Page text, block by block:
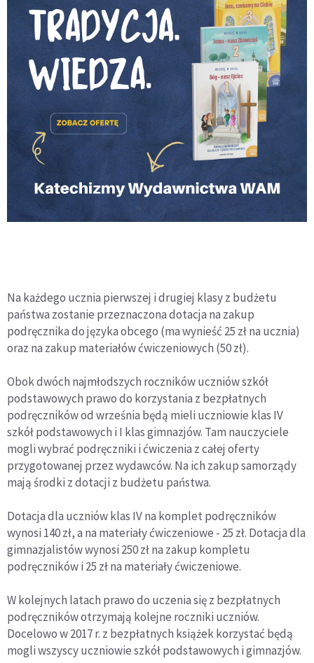
Na każdego ucznia pierwszej i drugiej klasy z budżetu
państwa zostanie przeznaczona dotacja na zakup
podręcznika do języka obcego (ma wynieść 25 zł na ucznia)
oraz na zakup materiałów ćwiczeniowych (50 zł).
Obok dwóch najmłodszych roczników uczniów szkół
podstawowych prawo do korzystania z bezpłatnych
podręczników od września będą mieli uczniowie klas IV
szkół podstawowych i I klas gimnazjów. Tam nauczyciele
mogli wybrać podręczniki i ćwiczenia z całej oferty
przygotowanej przez wydawców. Na ich zakup samorządy
mają środki z dotacji z budżetu państwa.
Dotacja dla uczniów klas IV na komplet podręczników
wynosi 140 zł, a na materiały ćwiczeniowe - 25 zł. Dotacja dla
gimnazjalistów wynosi 250 zł na zakup kompletu
podręczników i 25 zł na materiały ćwiczeniowe.
W kolejnych latach prawo do uczenia się z bezpłatnych
podręczników otrzymają kolejne roczniki uczniów.
Docelowo w 2017 r. z bezpłatnych książek korzystać będą
mogli wszyscy uczniowie szkół podstawowych i gimnazjów.